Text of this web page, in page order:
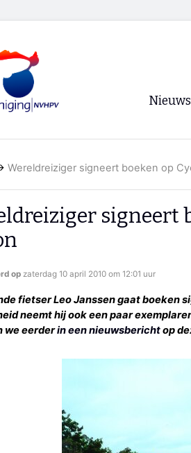
Nieuws
RSS
Wereldreiziger signeert boeken op
signeert
op zaterdag 10 april 2010 om 12:01 uur
fietser Leo Janssen gaat boeken
neemt hij ook een paar
we eerderin een nieuwsberichtop